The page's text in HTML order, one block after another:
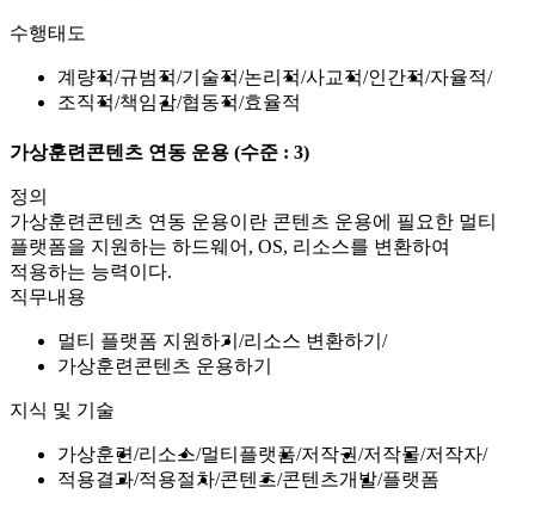
수행태도
계량적 규범적 기술적 논리적 사교적 인간적 자율적
조직적 책임감 협동적 효율적
가상훈련콘텐츠 연동 운용 (수준 : 3)
정의
가상훈련콘텐츠 연동 운용이란 콘텐츠 운용에 필요한 멀티
플랫폼을 지원하는 하드웨어, OS, 리소스를 변환하여
적용하는 능력이다.
직무내용
멀티 플랫폼 지원하기
리소스 변환하기
가상훈련콘텐츠 운용하기
지식 및 기술
가상훈련 리소스 멀티플랫폼 저작권 저작물 저작자
적용결과 적용절차 콘텐츠 콘텐츠개발 플랫폼